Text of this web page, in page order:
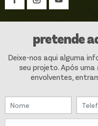
pretende
Deixe-nos aqui alguma
seu projeto. Após
envolventes,